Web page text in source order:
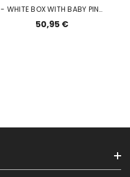
- WHITE BOX WITH BABY PINK
ROSES
50,95 €